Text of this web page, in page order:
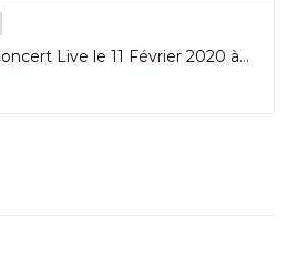
Stanley ENOW Concert Live le 11 Février 2020 à Canal Olympia Douala